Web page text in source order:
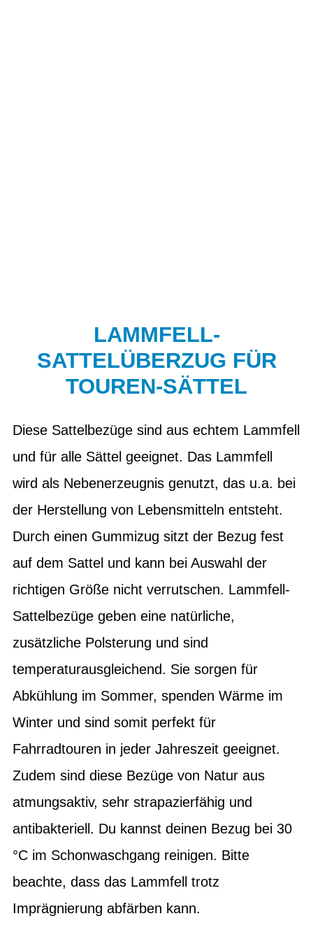
LAMMFELL-
SATTELÜBERZUG FÜR
TOUREN-SÄTTEL
Diese Sattelbezüge sind aus echtem Lammfell
und für alle Sättel geeignet. Das Lammfell
wird als Nebenerzeugnis genutzt, das u.a. bei
der Herstellung von Lebensmitteln entsteht.
Durch einen Gummizug sitzt der Bezug fest
auf dem Sattel und kann bei Auswahl der
richtigen Größe nicht verrutschen. Lammfell-
Sattelbezüge geben eine natürliche,
zusätzliche Polsterung und sind
temperaturausgleichend. Sie sorgen für
Abkühlung im Sommer, spenden Wärme im
Winter und sind somit perfekt für
Fahrradtouren in jeder Jahreszeit geeignet.
Zudem sind diese Bezüge von Natur aus
atmungsaktiv, sehr strapazierfähig und
antibakteriell. Du kannst deinen Bezug bei 30
°C im Schonwaschgang reinigen. Bitte
beachte, dass das Lammfell trotz
Imprägnierung abfärben kann.